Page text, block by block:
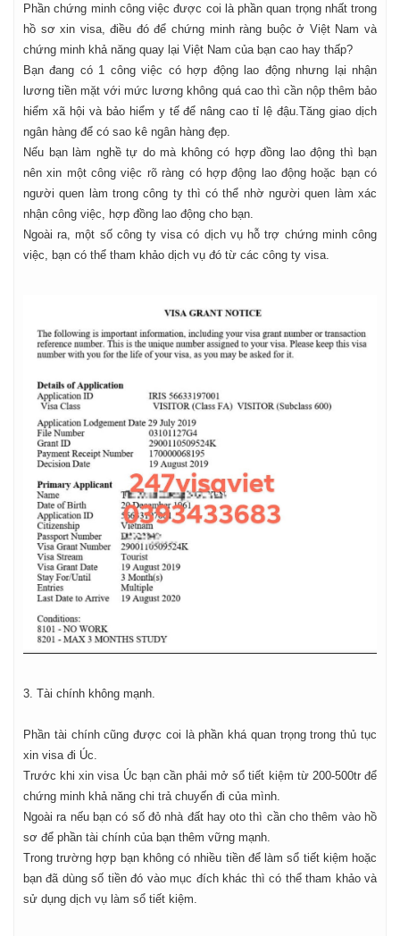
Phần chứng minh công việc được coi là phần quan trọng nhất trong
hồ sơ xin visa, điều đó để chứng minh ràng buộc ở Việt Nam và
chứng minh khả năng quay lại Việt Nam của bạn cao hay thấp?
Bạn đang có 1 công việc có hợp động lao động nhưng lại nhận
lương tiền mặt với mức lương không quá cao thì cần nộp thêm bảo
hiểm xã hội và bảo hiểm y tế để nâng cao tỉ lệ đậu.Tăng giao dịch
ngân hàng để có sao kê ngân hàng đẹp.
Nếu bạn làm nghề tự do mà không có hợp đồng lao động thì bạn
nên xin một công việc rõ ràng có hợp động lao động hoặc bạn có
người quen làm trong công ty thì có thể nhờ người quen làm xác
nhận công việc, hợp đồng lao động cho bạn.
Ngoài ra, một số công ty visa có dịch vụ hỗ trợ chứng minh công
việc, bạn có thể tham khảo dịch vụ đó từ các công ty visa.
3. Tài chính không mạnh.
Phần tài chính cũng được coi là phần khá quan trọng trong thủ tục
xin visa đi Úc.
Trước khi xin visa Úc bạn cần phải mở sổ tiết kiệm từ 200-500tr để
chứng minh khả năng chi trả chuyến đi của mình.
Ngoài ra nếu bạn có số đỏ nhà đất hay oto thì cần cho thêm vào hồ
sơ để phần tài chính của bạn thêm vững mạnh.
Trong trường hợp bạn không có nhiều tiền để làm sổ tiết kiệm hoặc
bạn đã dùng số tiền đó vào mục đích khác thì có thể tham khảo và
sử dụng dịch vụ làm sổ tiết kiệm.